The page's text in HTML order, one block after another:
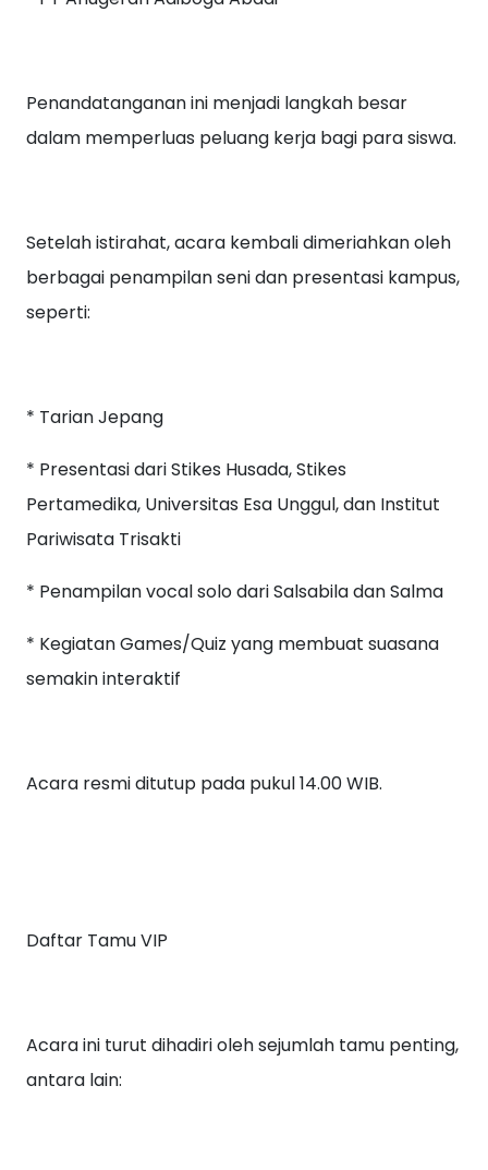
Penandatanganan ini menjadi langkah besar
dalam memperluas peluang kerja bagi para siswa.
Setelah istirahat, acara kembali dimeriahkan oleh
berbagai penampilan seni dan presentasi kampus,
seperti:
* Tarian Jepang
* Presentasi dari Stikes Husada, Stikes
Pertamedika, Universitas Esa Unggul, dan Institut
Pariwisata Trisakti
* Penampilan vocal solo dari Salsabila dan Salma
* Kegiatan Games/Quiz yang membuat suasana
semakin interaktif
Acara resmi ditutup pada pukul 14.00 WIB.
Daftar Tamu VIP
Acara ini turut dihadiri oleh sejumlah tamu penting,
antara lain: